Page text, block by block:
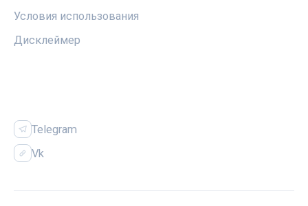
Условия использования
Дисклеймер
Telegram
Vk